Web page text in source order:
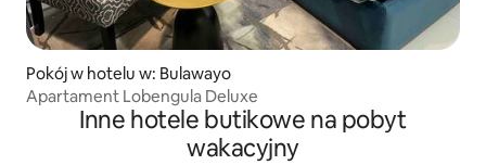
Pokój w hotelu w: Bulawayo
Apartament Lobengula Deluxe
Inne hotele butikowe na pobyt
wakacyjny